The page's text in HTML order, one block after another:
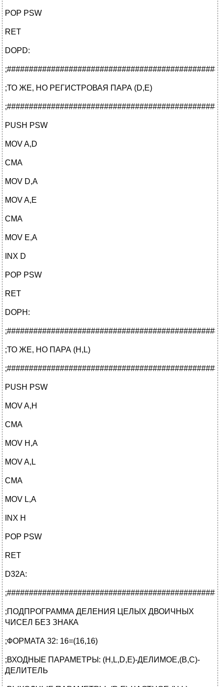
POP PSW
RET
DOPD:
;ТО ЖЕ, НО РЕГИСТРОВАЯ ПАРА (D,E)
PUSH PSW
MOV A,D
CMA
MOV D,A
MOV A,E
CMA
MOV E,A
INX D
POP PSW
RET
DOPH:
;ТО ЖЕ, НО ПАРА (H,L)
PUSH PSW
MOV A,H
CMA
MOV H,A
MOV A,L
CMA
MOV L,A
INX H
POP PSW
RET
D32A:
;ПОДПРОГРАММА ДЕЛЕНИЯ ЦЕЛЫХ ДВОИЧНЫХ
ЧИСЕЛ БЕЗ ЗНАКА
;ФОРМАТА 32: 16=(16,16)
;ВХОДНЫЕ ПАРАМЕТРЫ: (H,L,D,E)-ДЕЛИМОЕ,(B,C)-
ДЕЛИТЕЛЬ